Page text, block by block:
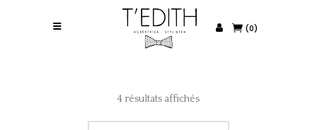
(0)
4 résultats affichés